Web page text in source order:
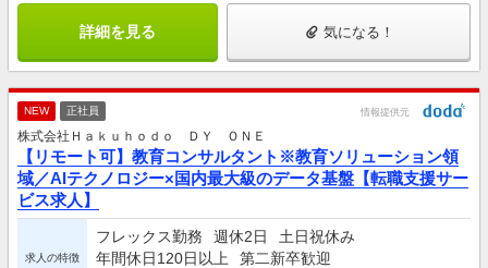
詳細を見る 気になる！
NEW 正社員 情報提供元
株式会社Ｈａｋｕｈｏｄｏ ＤＹ ＯＮＥ
【リモート可】教育コンサルタント※教育ソリューション領
域／AIテクノロジー×国内最大級のデータ基盤【転職支援サー
ビス求人】
求人の特徴
フレックス勤務 週休2日
土日祝休み
年間休日120日以上
第二新卒歓迎